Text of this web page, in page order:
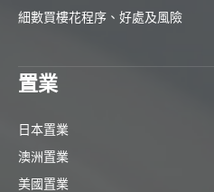
細數買樓花程序、好處及風險
置業
日本置業
澳洲置業
美國置業